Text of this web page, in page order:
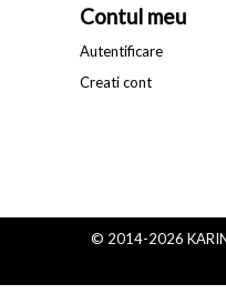
Contul meu
Autentificare
Creati cont
© 2014-2026